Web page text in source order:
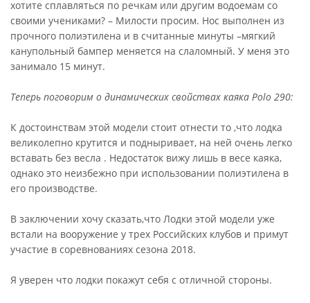
хотите сплавляться по речкам или другим водоемам со
своими учениками? – Милости просим. Нос выполнен из
прочного полиэтилена и в считанные минуты –мягкий
канупольный бампер меняется на слаломный. У меня это
занимало 15 минут.
Теперь поговорим о динамических свойствах каяка Polo 290:
К достоинствам этой модели стоит отнести то ,что лодка
великолепно крутится и подныривает, на ней очень легко
вставать без весла . Недостаток вижу лишь в весе каяка,
однако это неизбежно при использовании полиэтилена в
его производстве.
В заключении хочу сказать,что Лодки этой модели уже
встали на вооружение у трех Российских клубов и примут
участие в соревнованиях сезона 2018.
Я уверен что лодки покажут себя с отличной стороны.